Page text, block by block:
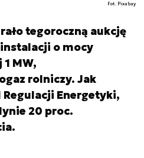
Fot. Pixabay
tegoroczną aukcję
o mocy
MW,
rolniczy. Jak
Energetyki,
20 proc.